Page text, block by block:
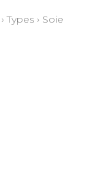
›Types› Soie